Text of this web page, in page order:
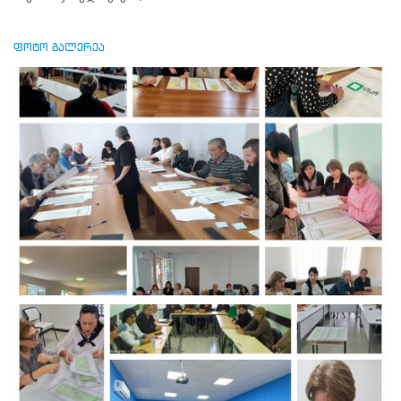
გადამზადების
ეტაპზე
გადადის.
სწავლების
ცენტრის
შემუშავებული
კონცეფციის
შესაბამისად,
ტრენინგების
ფინალური
ეტაპი
საუბნო
საარჩევნო
კომისიების
ხელმძღვანელი
პირების
(კომისიის
თავმჯდომარე,
თავმჯდომარის
მოადგილე,
ფოტო გალერეა